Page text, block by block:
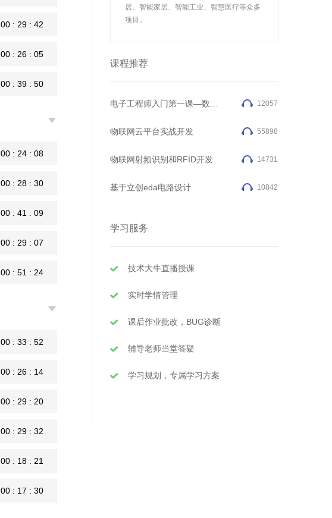
00 : 29 : 42
00 : 26 : 05
00 : 39 : 50
00 : 24 : 08
00 : 28 : 30
00 : 41 : 09
00 : 29 : 07
00 : 51 : 24
00 : 33 : 52
00 : 26 : 14
00 : 29 : 20
00 : 29 : 32
00 : 18 : 21
00 : 17 : 30
居、智能家居、智能工业、智慧医疗等众多
项目。
课程推荐
12057
物联网云平台实战开发 55898
物联网射频识别和RFID开发 14731
基于立创eda电路设计 10842
学习服务
技术大牛直播授课
实时学情管理
课后作业批改，BUG诊断
辅导老师当堂答疑
学习规划，专属学习方案